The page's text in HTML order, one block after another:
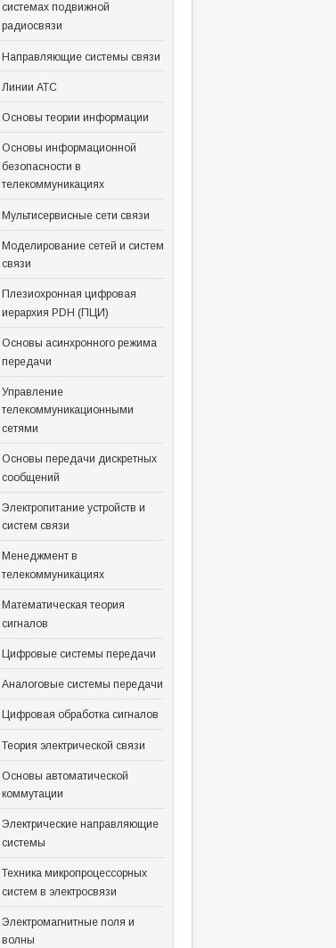
системах подвижной
радиосвязи
Направляющие системы связи
Линии АТС
Основы теории информации
Основы информационной
безопасности в
телекоммуникациях
Мультисервисные сети связи
Моделирование сетей и систем
связи
Плезиохронная цифровая
иерархия PDH (ПЦИ)
Основы асинхронного режима
передачи
Управление
телекоммуникационными
сетями
Основы передачи дискретных
сообщений
Электропитание устройств и
систем связи
Менеджмент в
телекоммуникациях
Математическая теория
сигналов
Цифровые системы передачи
Аналоговые системы передачи
Цифровая обработка сигналов
Теория электрической связи
Основы автоматической
коммутации
Электрические направляющие
системы
Техника микропроцессорных
систем в электросвязи
Электромагнитные поля и
волны